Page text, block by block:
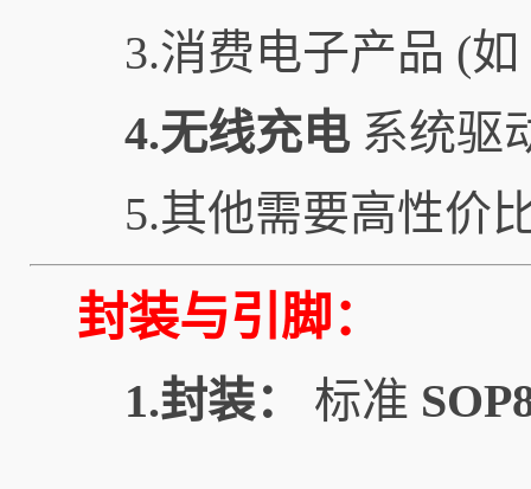
3.消费电子产品 (如
4.无线充电系统驱
5.其他需要高性价
封装与引脚：
1.封装： 标准